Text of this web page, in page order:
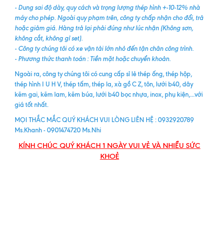
- Dung sai độ dày, quy cách và trọng lượng thép hình +-10-12% nhà
máy cho phép. Ngoài quy phạm trên, công ty chấp nhận cho đổi, trả
hoặc giảm giá. Hàng trả lại phải đúng như lúc nhận (Không sơn,
không cắt, không gỉ set).
- Công ty chúng tôi có xe vận tải lớn nhỏ đến tận chân công trình.
- Phương thức thanh toán : Tiền mặt hoặc chuyển khoản.
Ngoài ra, công ty chúng tôi có cung cấp sỉ lẻ thép ống, thép hộp,
thép hình I U H V, thép tấm, thép la, xà gồ C Z, tôn, lưới b40, dây
kẽm gai, kẽm lam, kẽm búa, lưới b40 bọc nhựa, inox, phụ kiện,...với
giá tốt nhất.
MỌI THẮC MẮC QUÝ KHÁCH VUI LÒNG LIÊN HỆ : 0932920789
Ms.Khanh - 0901474720 Ms.Nhi
KÍNH CHÚC QUÝ KHÁCH 1 NGÀY VUI VẺ VÀ NHIỀU SỨC
KHOẺ